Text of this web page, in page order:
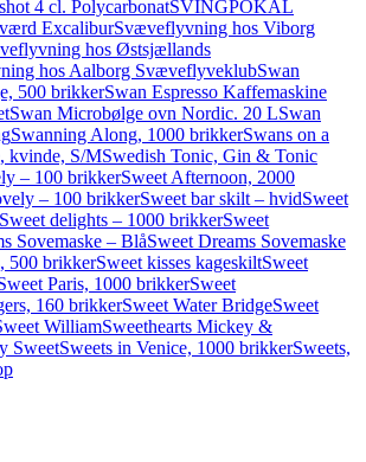
4 cl. PolycarbonatSVINGPOKAL
ExcaliburSvæveflyvning hos Viborg
hos Østsjællands
hos Aalborg SvæveflyveklubSwan
500 brikkerSwan Espresso Kaffemaskine
Swan Microbølge ovn Nordic. 20 LSwan
Swanning Along, 1000 brikkerSwans on a
kvinde, S/MSwedish Tonic, Gin & Tonic
– 100 brikkerSweet Afternoon, 2000
– 100 brikkerSweet bar skilt – hvidSweet
Sweet delights – 1000 brikkerSweet
Sovemaske – BlåSweet Dreams Sovemaske
500 brikkerSweet kisses kageskiltSweet
Paris, 1000 brikkerSweet
160 brikkerSweet Water BridgeSweet
WilliamSweethearts Mickey &
SweetSweets in Venice, 1000 brikkerSweets,